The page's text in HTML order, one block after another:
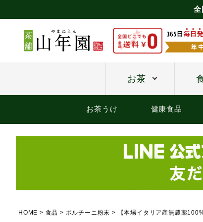
全
お茶
お茶うけ 健康食品
HOME 食品 ポルチーニ粉末 【本場イタリア産無農薬